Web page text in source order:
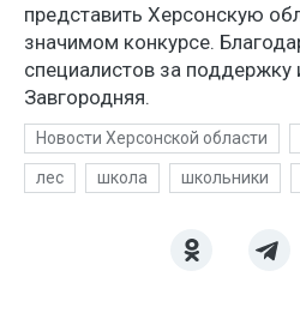
представить Херсонскую
значимом конкурсе.
специалистов за поддержку
Завгородняя.
Новости Херсонской области
лес школа школьники